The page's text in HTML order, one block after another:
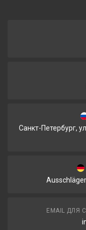
Санкт-Петербург,
EMAIL ДЛЯ